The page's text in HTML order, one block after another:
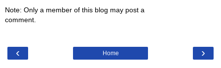
Note: Only a member of this blog may post a
comment.
‹ ›
Home